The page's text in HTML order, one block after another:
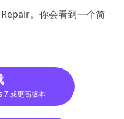
。你会看到一个简
7 或更高版本